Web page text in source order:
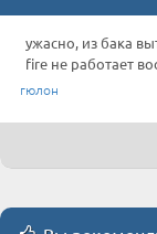
ужасно, из бака
fire не работает
гюлон